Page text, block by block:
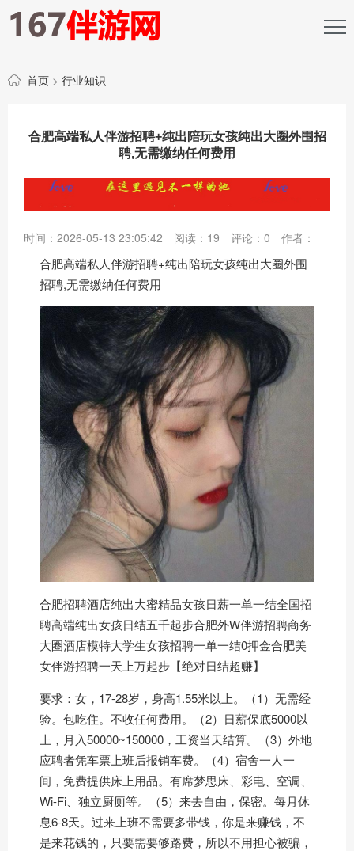
首页 > 行业知识
合肥高端私人伴游招聘+纯出陪玩女孩纯出大圈外围招
聘,无需缴纳任何费用
时间：2026-05-13 23:05:42 阅读： 19 评论： 0 作者：
合肥高端私人伴游招聘+纯出陪玩女孩纯出大圈外围
招聘,无需缴纳任何费用
合肥招聘酒店纯出大蜜精品女孩日薪一单一结全国招
聘高端纯出女孩日结五千起步合肥外W伴游招聘商务
大圈酒店模特大学生女孩招聘一单一结0押金合肥美
女伴游招聘一天上万起步【绝对日结超赚】
要求：女，17-28岁，身高1.55米以上。（1）无需经
验。包吃住。不收任何费用。（2）日薪保底5000以
上，月入50000~150000，工资当天结算。（3）外地
应聘者凭车票上班后报销车费。（4）宿舍一人一
间，免费提供床上用品。有席梦思床、彩电、空调、
Wi-Fi、独立厨厕等。（5）来去自由，保密。每月休
息6-8天。过来上班不需要多带钱，你是来赚钱，不
是来花钱的，只要需要够路费，所以不用担心被骗，